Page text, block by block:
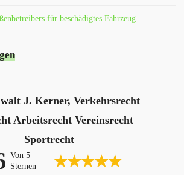
für beschädigtes Fahrzeug
J. Kerner, Verkehrsrecht
Arbeitsrecht Vereinsrecht
Sportrecht
Von 5
Sternen